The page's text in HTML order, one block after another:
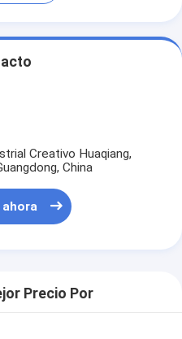
Creativo Huaqiang,
China
Precio Por